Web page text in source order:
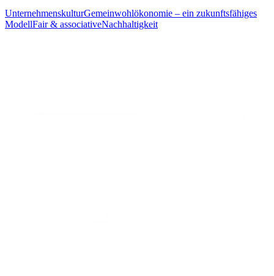
UnternehmenskulturGemeinwohlökonomie – ein zukunftsfähiges
ModellFair & associativeNachhaltigkeit